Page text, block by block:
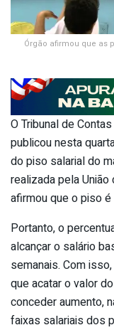
Órgão afirmou que as
O Tribunal de
publicou nesta
do piso salarial do
realizada pela
afirmou que o piso
Portanto, o
alcançar o salário
semanais. Com
que acatar o valor
conceder aumento,
faixas salariais dos